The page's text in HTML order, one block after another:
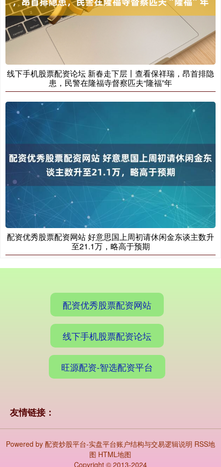
基金指数 +0.17%
229.69
期指IC0 7877.80 +164.40 +2.13%
线下手机股票配资论坛 新春走下层丨查看保祥瑞，昂首排隐
患，民警在隆福寺督察匹夫“隆福”年
配资优秀股票配资网站 好意思国上周初请休闲金东谈主数升
至21.1万，略高于预期
配资优秀股票配资网站
线下手机股票配资论坛
旺源配资-智选配资平台
友情链接：
Powered by 配资炒股平台-实盘平台账户结构与交易逻辑说明 RSS地
图 HTML地图
Copyright © 2013-2024